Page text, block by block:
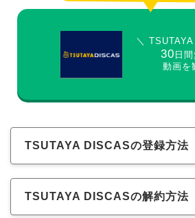
＼
30 日
動画を
TSUTAYA DISCASの登録方法
TSUTAYA DISCASの解約方法